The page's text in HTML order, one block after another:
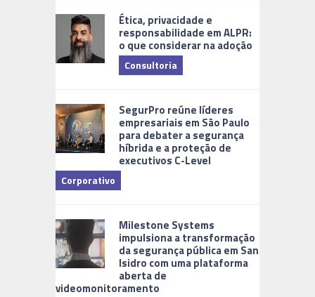
Ética, privacidade e
responsabilidade em ALPR:
o que considerar na adoção
Consultoria
SegurPro reúne líderes
empresariais em São Paulo
para debater a segurança
híbrida e a proteção de
executivos C-Level
Corporativo
Milestone Systems
impulsiona a transformação
da segurança pública em San
Isidro com uma plataforma
aberta de
videomonitoramento